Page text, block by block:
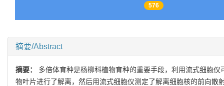
576
摘要/Abstract
摘要： 多倍体育种是杨柳科植物育种的重要手段，利用流式细胞
物叶片进行了解离，然后用流式细胞仪测定了解离细胞核的前向